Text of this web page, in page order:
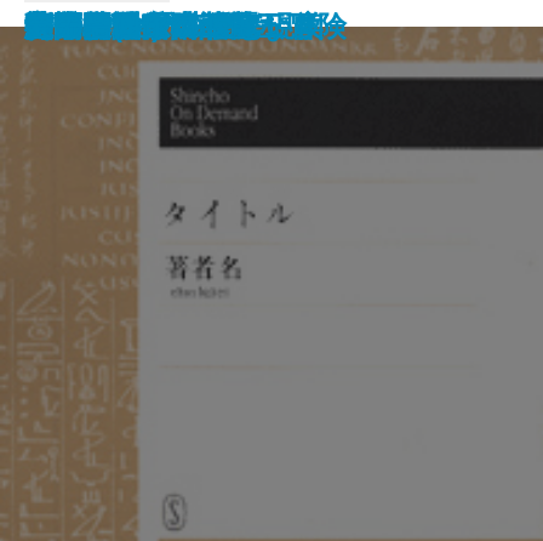
充たされた生活
好色の魂
立原正秋
きまぐれ暦
紳士同盟ふたたび
家族熱
蛇蠍のごとく
だいこんの花(前)
だいこんの花(後)
冬の運動会
源氏物語・隣の女
昔みたい
ファディッシュ考現学
決闘者 宮本武蔵 下
列藩騒動録 三
太平洋戦争日記 三
神野推理氏の華麗な冒険
紳士同盟
ビートルズの優しい夜
夢の砦(上)